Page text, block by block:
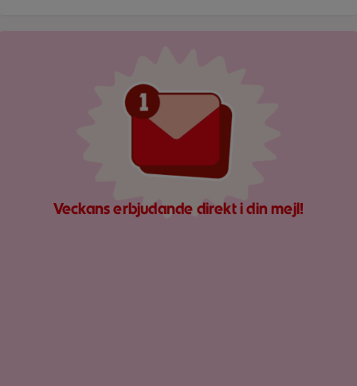
Veckans erbjudande direkt i din mejl!